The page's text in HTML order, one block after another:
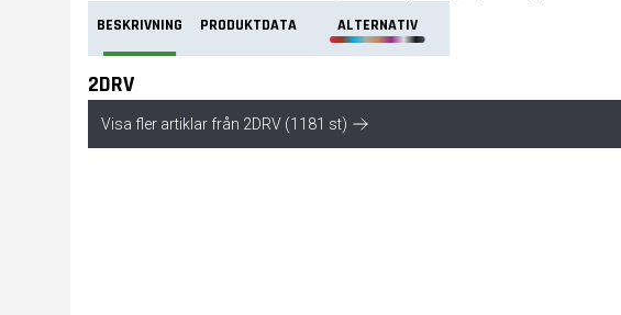
BESKRIVNING PRODUKTDATA ALTERNATIV
2DRV
Visa fler artiklar från 2DRV (1181 st)